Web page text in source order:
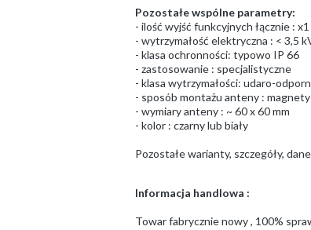
Pozostałe wspólne parametry:
- ilość wyjść funkcyjnych łącznie : x1
- wytrzymałość elektryczna : < 3,5
- klasa ochronności: typowo IP 66
- zastosowanie : specjalistyczne
- klasa wytrzymałości: udaro-
- sposób montażu anteny :
- wymiary anteny : ~ 60 x 60 mm
- kolor : czarny lub biały
Pozostałe warianty, szczegóły,
Informacja handlowa :
Towar fabrycznie nowy , 100%